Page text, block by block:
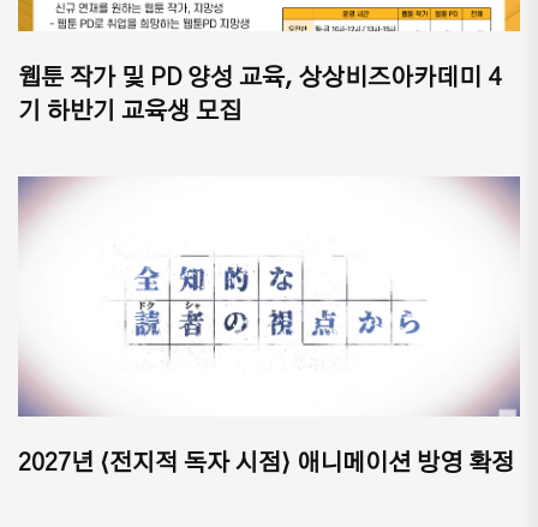
웹툰 작가 및 PD 양성 교육, 상상비즈아카데미 4
기 하반기 교육생 모집
2027년 ⟨전지적 독자 시점⟩ 애니메이션 방영 확정